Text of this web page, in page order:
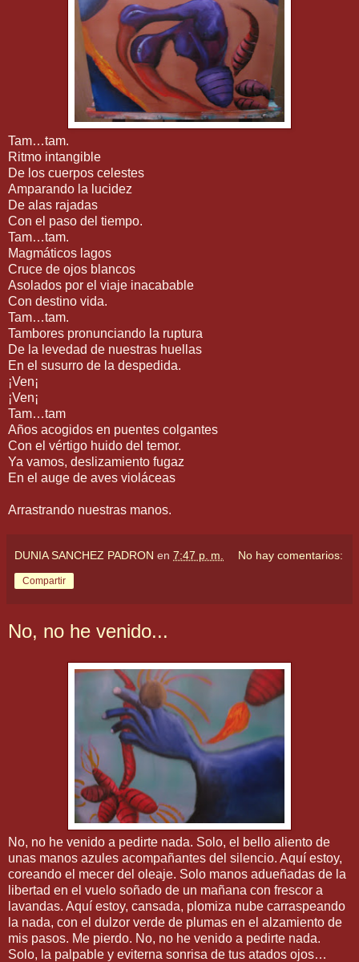
Tam…tam.
Ritmo intangible
De los cuerpos celestes
Amparando la lucidez
De alas rajadas
Con el paso del tiempo.
Tam…tam.
Magmáticos lagos
Cruce de ojos blancos
Asolados por el viaje inacabable
Con destino vida.
Tam…tam.
Tambores pronunciando la ruptura
De la levedad de nuestras huellas
En el susurro de la despedida.
¡Ven¡
¡Ven¡
Tam…tam
Años acogidos en puentes colgantes
Con el vértigo huido del temor.
Ya vamos, deslizamiento fugaz
En el auge de aves violáceas
Arrastrando nuestras manos.
DUNIA SANCHEZ PADRON en 7:47 p. m. No hay comentarios:
Compartir
No, no he venido...
No, no he venido a pedirte nada. Solo, el bello aliento de
unas manos azules acompañantes del silencio. Aquí estoy,
coreando el mecer del oleaje. Solo manos adueñadas de la
libertad en el vuelo soñado de un mañana con frescor a
lavandas. Aquí estoy, cansada, plomiza nube carraspeando
la nada, con el dulzor verde de plumas en el alzamiento de
mis pasos. Me pierdo. No, no he venido a pedirte nada.
Solo, la palpable y eviterna sonrisa de tus atados ojos…